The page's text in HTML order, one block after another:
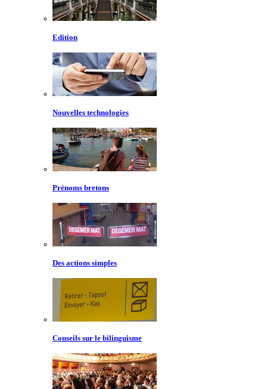
Edition
Nouvelles technologies
Prénoms bretons
Des actions simples
Conseils sur le bilinguisme